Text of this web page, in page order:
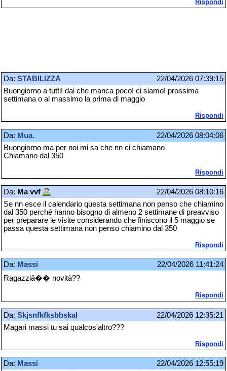
Rispondi
Da: STABILIZZA
22/04/2026 07:39:15
Buongiorno a tutti! dai che manca poco! ci siamo! prossima
settimana o al massimo la prima di maggio
Rispondi
Da: Mua.
22/04/2026 08:04:06
Buongiorno ma per noi mi sa che nn ci chiamano
Chiamano dal 350
Rispondi
Da: Ma vvf
22/04/2026 08:10:16
Se nn esce il calendario questa settimana non penso che chiamino
dal 350 perché hanno bisogno di almeno 2 settimane di preavviso
per preparare le visite considerando che finiscono il 5 maggio se
passa questa settimana non penso chiamino dal 350
Rispondi
Da: Massi
22/04/2026 11:41:24
Ragazziâ�� novità??
Rispondi
Da: Skjsnfkfksbbskal
22/04/2026 12:35:21
Magari massi tu sai qualcos'altro???
Rispondi
Da: Massi
22/04/2026 12:55:19